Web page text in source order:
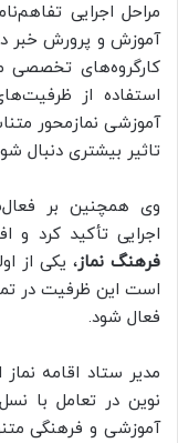
مراحل اجرایی
آموزش و پرورش خبر
کارگروه‌های تخصصی
استفاده از
آموزشی نمازمحور
تاثیر بیشتری دنبال
وی همچنین بر
اجرایی تأکید کرد و
فرهنگ نماز، یکی از
است این ظرفیت در
فعال شود.
مدیر ستاد اقامه
نوین در تعامل با
آموزشی و فرهنگی